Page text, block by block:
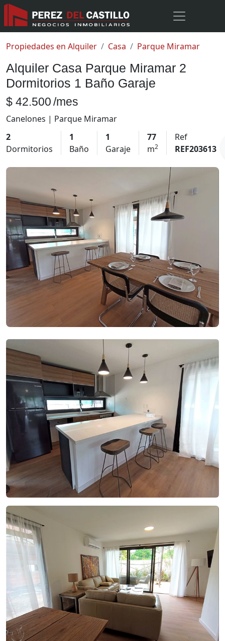
Propiedades en Alquiler Casa Parque Miramar
Alquiler Casa Parque Miramar 2
Dormitorios 1 Baño Garaje
$ 42.500/mes
Canelones | Parque Miramar
2
Dormitorios
1
Baño
1
Garaje
77
m2
Ref
REF203613